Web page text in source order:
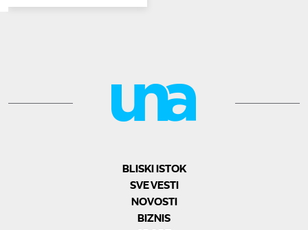
BLISKI ISTOK
SVE VESTI
NOVOSTI
BIZNIS